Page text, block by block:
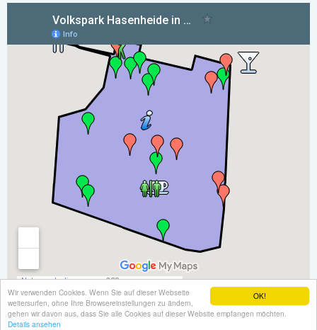
OK!
Wir verwenden Cookies. Wenn Sie auf dieser Webseite
weitersurfen, ohne Ihre Browsereinstellungen zu ändern,
gehen wir davon aus, dass Sie alle Cookies auf dieser Website empfangen möchten.
Details ansehen
Partnersites:www.Neukoelln-Online.de •www.Neukoelln360.de
•
www.Rudow.de